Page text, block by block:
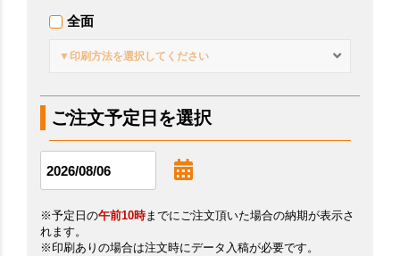
全面
▼印刷方法を選択してください
ご注文予定日を選択
※予定日の午前10時までにご注文頂いた場合の納期が表示さ
れます。
※印刷ありの場合は注文時にデータ入稿が必要です。